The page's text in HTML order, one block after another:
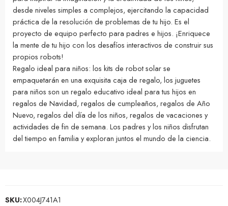
desde niveles simples a complejos, ejercitando la capacidad
práctica de la resolución de problemas de tu hijo. Es el
proyecto de equipo perfecto para padres e hijos. ¡Enriquece
la mente de tu hijo con los desafíos interactivos de construir sus
propios robots!
Regalo ideal para niños: los kits de robot solar se
empaquetarán en una exquisita caja de regalo, los juguetes
para niños son un regalo educativo ideal para tus hijos en
regalos de Navidad, regalos de cumpleaños, regalos de Año
Nuevo, regalos del día de los niños, regalos de vacaciones y
actividades de fin de semana. Los padres y los niños disfrutan
del tiempo en familia y exploran juntos el mundo de la ciencia.
SKU:X004J741A1